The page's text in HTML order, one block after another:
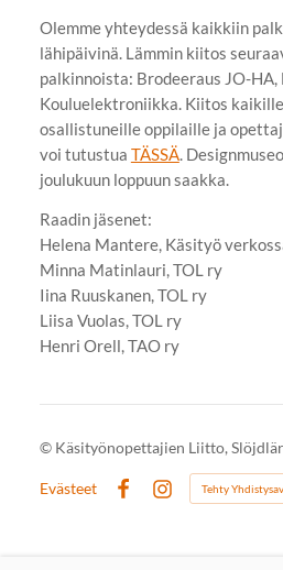
Olemme yhteydessä kaikkiin
lähipäivinä. Lämmin kiitos
palkinnoista: Brodeeraus JO-
Kouluelektroniikka. Kiitos
osallistuneille oppilaille ja
voi tutustua TÄSSÄ.
joulukuun loppuun saakka.
Raadin jäsenet:
Helena Mantere, Käsityö
Minna Matinlauri, TOL ry
Iina Ruuskanen, TOL ry
Liisa Vuolas, TOL ry
​Henri Orell, TAO ry
© Käsityönopettajien Liitto,
Evästeet
Instagram
Tehty